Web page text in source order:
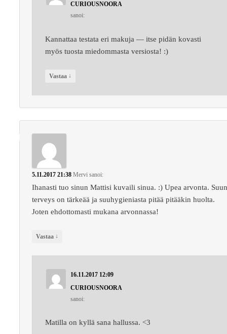
CURIOUSNOORA
sanoi:
Kannattaa testata eri makuja — itse pidän kovasti
myös tuosta miedommasta versiosta! :)
Vastaa ↓
5.11.2017 21:38 Mervi sanoi:
Ihanasti tuo sinun Mattisi kuvaili sinua. :) Upea arvonta.
terveys on tärkeää ja suuhygieniasta pitää pitääkin huolta.
Joten ehdottomasti mukana arvonnassa!
Vastaa ↓
16.11.2017 12:09
CURIOUSNOORA
sanoi:
Matilla on kyllä sana hallussa. <3